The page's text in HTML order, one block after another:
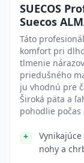
SUECOS
Suecos
Táto
komfort pri
tlmenie
priedušného
ju vhodnú pre
Široká päta a
pohodlie počas
nohy a